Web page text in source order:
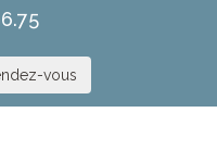
vous